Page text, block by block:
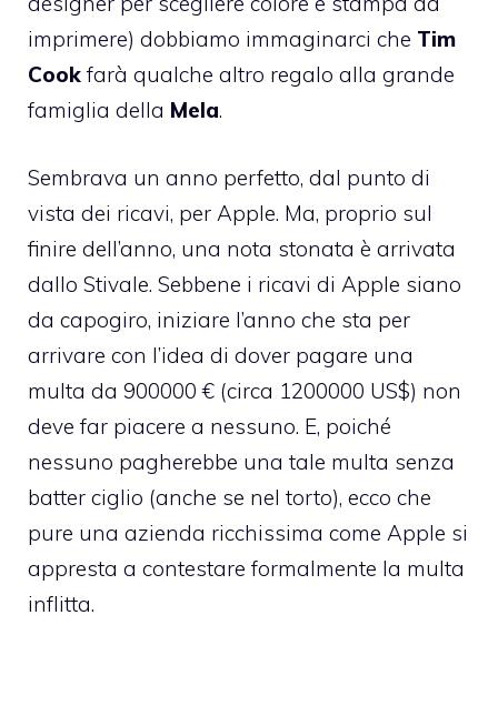
imprimere) dobbiamo immaginarci che Tim
Cook farà qualche altro regalo alla grande
famiglia della Mela.
Sembrava un anno perfetto, dal punto di
vista dei ricavi, per Apple. Ma, proprio sul
finire dell’anno, una nota stonata è arrivata
dallo Stivale. Sebbene i ricavi di Apple siano
da capogiro, iniziare l’anno che sta per
arrivare con l’idea di dover pagare una
multa da 900000 € (circa 1200000 US$) non
deve far piacere a nessuno. E, poiché
nessuno pagherebbe una tale multa senza
batter ciglio (anche se nel torto), ecco che
pure una azienda ricchissima come Apple si
appresta a contestare formalmente la multa
inflitta.